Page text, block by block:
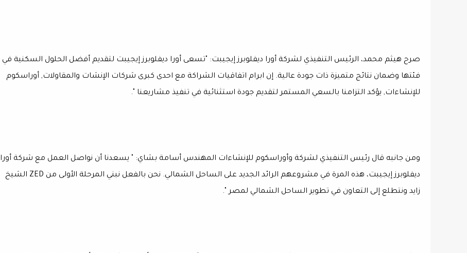
صرح هيثم محمد، الرئيس التنفيذي لشركة أورا ديفلوبرز إيجيبت: "تسعى أورا ديفلوبرز إيجيبت لتقديم أفضل الحلول السكنية في
فئتها وضمان نتائج متميزة ذات جودة عالية. إن ابرام اتفاقيات الشراكة مع احدى كبرى شركات الإنشات والمقاولات, أوراسكوم
للإنشاءات, يؤكد التزامنا بالسعي المستمر لتقديم جودة استثنائية في تنفيذ مشاريعنا ".
ومن جانبه قال رئيس التنفيذي لشركة وأوراسكوم للإنشاءات المهندس أسامة بشاي: " يسعدنا أن نواصل العمل مع شركة أورا
ديفلوبرز إيجيبت، هذه المرة في مشروعهم الرائد الجديد على الساحل الشمالي. نحن بالفعل نبني المرحلة الأولى من ZED الشيخ
زايد ونتطلع إلى التعاون في تطوير الساحل الشمالي لمصر ".